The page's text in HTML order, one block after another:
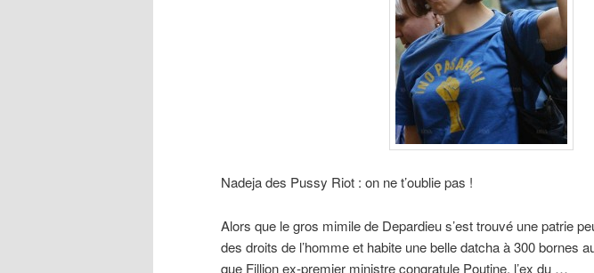
Nadeja des Pussy Riot : on ne t’oublie pas !
Alors que le gros mimile de Depardieu s’est trouvé une patrie
des droits de l’homme et habite une belle datcha à 300 bornes
que Fillion ex-premier ministre congratule Poutine, l’ex du …